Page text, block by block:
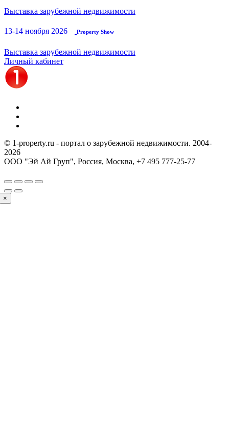
Выставка зарубежной недвижимости
13-14 ноября 2026 Property Show
Выставка зарубежной недвижимости
Личный кабинет
© 1-property.ru - портал о зарубежной недвижимости. 2004-
2026
ООО "Эй Ай Груп", Россия, Москва, +7 495 777-25-77
×